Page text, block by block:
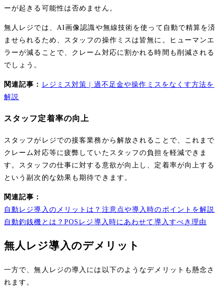
ーが起きる可能性は否めません。
無人レジでは、AI画像認識や無線技術を使って自動で精算を済
ませられるため、スタッフの操作ミスは皆無に。ヒューマンエ
ラーが減ることで、クレーム対応に割かれる時間も削減される
でしょう。
関連記事： レジミス対策 | 過不足金や操作ミスをなくす方法を
解説
スタッフ定着率の向上
スタッフがレジでの接客業務から解放されることで、これまで
クレーム対応等に疲弊していたスタッフの負担を軽減できま
す。スタッフの仕事に対する意欲が向上し、定着率が向上する
という副次的な効果も期待できます。
関連記事：
自動レジ導入のメリットは？注意点や導入時のポイントを解説
自動釣銭機とは？POSレジ導入時にあわせて導入すべき理由
無人レジ導入のデメリット
一方で、無人レジの導入には以下のようなデメリットも懸念さ
れます。